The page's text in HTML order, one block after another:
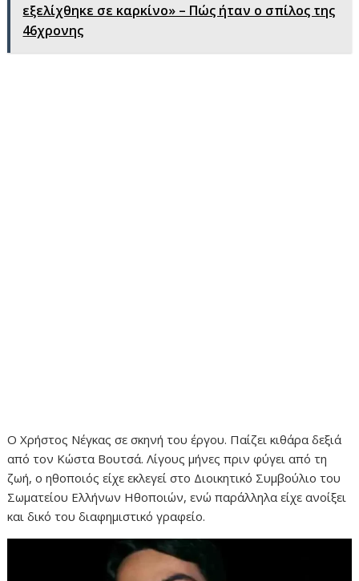
εξελίχθηκε σε καρκίνο» – Πώς ήταν ο σπίλος της
46χρονης
Ο Χρήστος Νέγκας σε σκηνή του έργου. Παίζει κιθάρα δεξιά
από τον Κώστα Βουτσά. Λίγους μήνες πριν φύγει από τη
ζωή, ο ηθοποιός είχε εκλεγεί στο Διοικητικό Συμβούλιο του
Σωματείου Ελλήνων Ηθοποιών, ενώ παράλληλα είχε ανοίξει
και δικό του διαφημιστικό γραφείο.